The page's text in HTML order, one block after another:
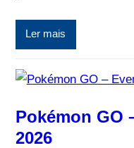
Ler mais
Pokémon GO
2026